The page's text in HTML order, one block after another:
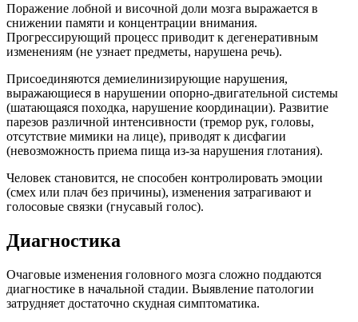
Поражение лобной и височной доли мозга выражается в
снижении памяти и концентрации внимания.
Прогрессирующий процесс приводит к дегенеративным
изменениям (не узнает предметы, нарушена речь).
Присоединяются демиелинизирующие нарушения,
выражающиеся в нарушении опорно-двигательной системы
(шатающаяся походка, нарушение координации). Развитие
парезов различной интенсивности (тремор рук, головы,
отсутствие мимики на лице), приводят к дисфагии
(невозможность приема пища из-за нарушения глотания).
Человек становится, не способен контролировать эмоции
(смех или плач без причины), изменения затрагивают и
голосовые связки (гнусавый голос).
Диагностика
Очаговые изменения головного мозга сложно поддаются
диагностике в начальной стадии. Выявление патологии
затрудняет достаточно скудная симптоматика.